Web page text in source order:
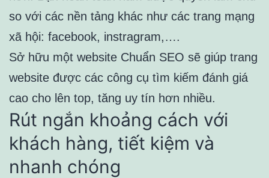
so với các nền tảng khác như các trang mạng
xã hội: facebook, instragram,….
Sở hữu một website Chuẩn SEO sẽ giúp trang
website được các công cụ tìm kiếm đánh giá
cao cho lên top, tăng uy tín hơn nhiều.
Rút ngắn khoảng cách với
khách hàng, tiết kiệm và
nhanh chóng